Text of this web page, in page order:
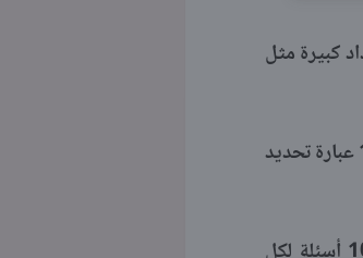
كبيرة مثل
حوالي 88 عبارة/تحديد (تشمل 18 عبارة تحديد